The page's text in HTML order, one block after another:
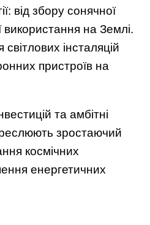
від збору сонячної
використання на Землі.
інсталяцій
пристроїв на
та амбітні
зростаючий
космічних
енергетичних